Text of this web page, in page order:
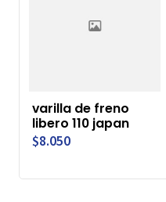
varilla de freno
libero 110 japan
$8.050